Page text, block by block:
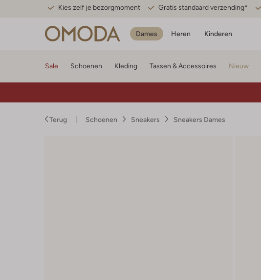
Kies zelf je bezorgmoment Gratis standaard verzending*
Dames Heren Kinderen
Sale Schoenen Kleding Tassen & Accessoires Nieuw
Terug Schoenen Sneakers Sneakers Dames